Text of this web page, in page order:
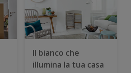
Il bianco che
illumina la tua casa